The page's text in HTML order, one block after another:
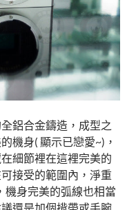
鋁合金鑄造，成型之
機身( 顯示已戀愛~)，
細節裡在這裡完美的
接受的範圍內，淨重
機身完美的弧線也相當